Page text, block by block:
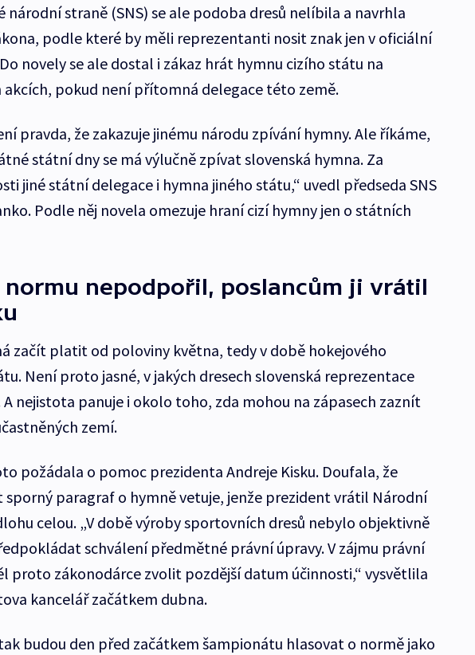
národní straně (SNS) se ale podoba dresů nelíbila a navrhla
podle které by měli reprezentanti nosit znak jen v oficiální
novely se ale dostal i zákaz hrát hymnu cizího státu na
akcích, pokud není přítomná delegace této země.
pravda, že zakazuje jinému národu zpívání hymny. Ale říkáme,
státní dny se má výlučně zpívat slovenská hymna. Za
jiné státní delegace i hymna jiného státu,“ uvedl předseda SNS
Podle něj novela omezuje hraní cizí hymny jen o státních
normu nepodpořil, poslancům ji vrátil
začít platit od poloviny května, tedy v době hokejového
Není proto jasné, v jakých dresech slovenská reprezentace
nejistota panuje i okolo toho, zda mohou na zápasech zaznít
zemí.
požádala o pomoc prezidenta Andreje Kisku. Doufala, že
sporný paragraf o hymně vetuje, jenže prezident vrátil Národní
celou. „V době výroby sportovních dresů nebylo objektivně
schválení předmětné právní úpravy. V zájmu právní
proto zákonodárce zvolit pozdější datum účinnosti,“ vysvětlila
kancelář začátkem dubna.
budou den před začátkem šampionátu hlasovat o normě jako